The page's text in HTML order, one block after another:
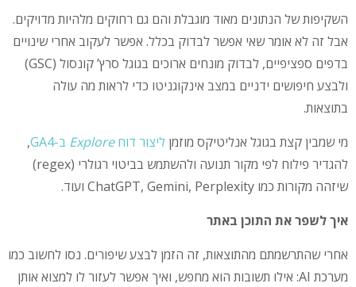
השקיפות של הנתונים מאוד מוגבלת והם גם רחוקים מלהיות מדויקים.
אבל זה לא אומר שאי אפשר לבדוק בכלל. אפשר לעקוב אחרי שינויים
בדפים ספציפיים, לבדוק מונחים ארוכים בגוגל סרץ’ קונסול (GSC)
ולבצע חיפושים ידניים במצב אינקוגניטו כדי לראות מה עולה
בתוצאות.
מי שמבין קצת בגוגל אנליטיקס מוזמן ליצור דוחExplore ב-GA4
,
להגדיר פילוח לפי מקור תנועה ולהשתמש בביטוי רגולרי (regex)
שיזהה מקורות כמו ChatGPT, Gemini, Perplexity ועוד.
איך לשפר את התוכן באתר
אחרי שהתרשמתם מהתוצאות, זה הזמן לבצע שיפורים. נסו לחשוב כמו
מערכת AI: אילו תשובות הוא מחפש, ואיך אפשר לעזור לו למצוא אותן